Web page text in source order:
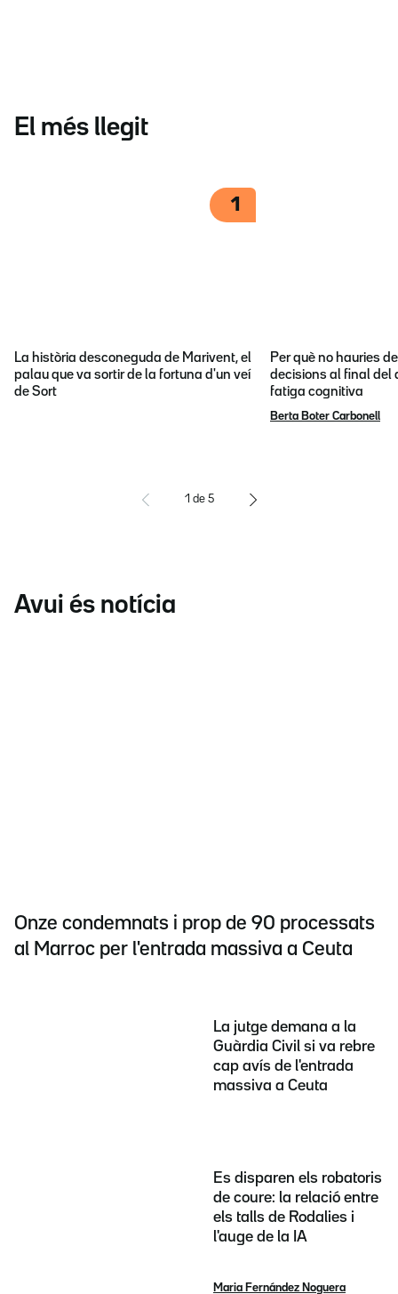
El més llegit
1
La història desconeguda de Marivent, el
palau que va sortir de la fortuna d'un veí
de Sort
Per què no hauries
decisions al final del
fatiga cognitiva
Berta Boter Carbonell
1 de 5
Avui és notícia
Onze condemnats i prop de 90 processats
al Marroc per l'entrada massiva a Ceuta
La jutge demana a la
Guàrdia Civil si va rebre
cap avís de l'entrada
massiva a Ceuta
Es disparen els robatoris
de coure: la relació entre
els talls de Rodalies i
l'auge de la IA
Maria Fernández Noguera